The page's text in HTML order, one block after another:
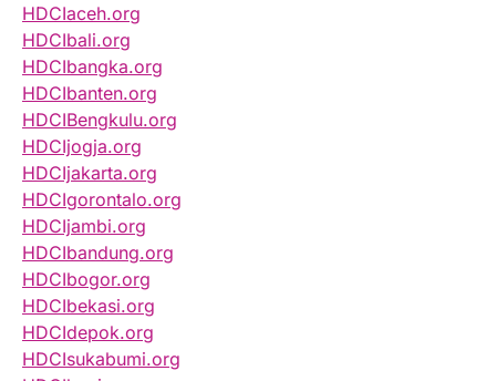
HDCIaceh.org
HDCIbali.org
HDCIbangka.org
HDCIbanten.org
HDCIBengkulu.org
HDCIjogja.org
HDCIjakarta.org
HDCIgorontalo.org
HDCIjambi.org
HDCIbandung.org
HDCIbogor.org
HDCIbekasi.org
HDCIdepok.org
HDCIsukabumi.org